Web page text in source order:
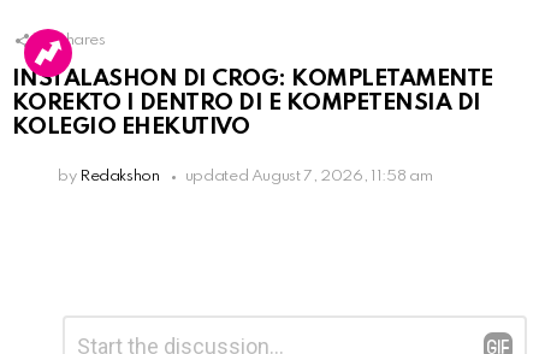
15 Shares
INSTALASHON DI CROG: KOMPLETAMENTE
KOREKTO I DENTRO DI E KOMPETENSIA DI
KOLEGIO EHEKUTIVO
by Redakshon updated August 7, 2026, 11:58 am